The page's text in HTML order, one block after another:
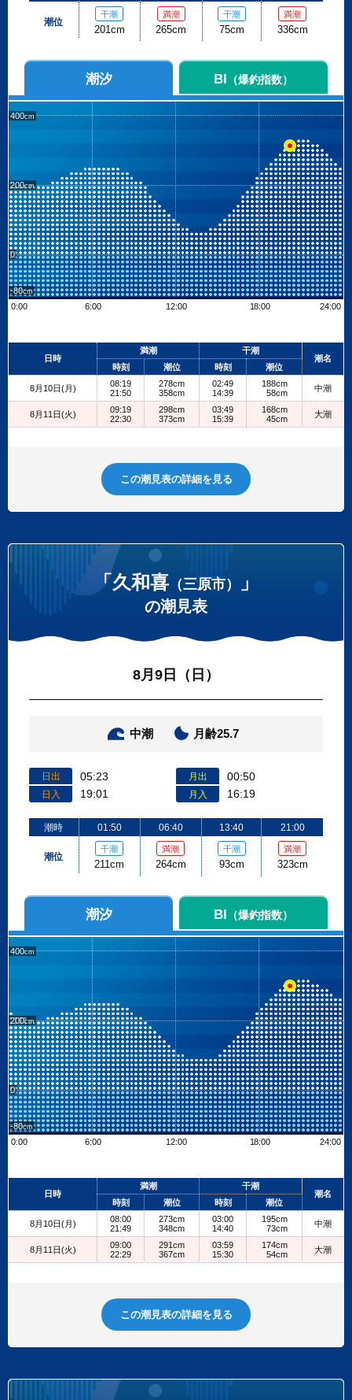
潮位
干潮
201cm
満潮
265cm
干潮
75cm
満潮
336cm
潮汐 BI （爆釣指数）
400
200
0
-80
0:00
6:00 12:00 18:00 24:00
+
日時
満潮
干潮
潮名
時刻
潮位 時刻 潮位
8月10日(月)
08:19
21:50
278cm
358cm
02:49
14:39
188cm
58cm
中潮
8月11日(火)
09:19
22:30
298cm
373cm
03:49
15:39
168cm
45cm
大潮
この潮見表の詳細を見る
「久和喜 （三原市） 」
の潮見表
8月9日（日）
中潮 月齢25.7
日出 05:23
日入 19:01
月出 00:50
月入 16:19
潮時
潮位
01:50
干潮
211cm
06:40
満潮
264cm
13:40
干潮
93cm
21:00
満潮
323cm
潮汐 BI （爆釣指数）
400
200
0
-80
0:00
6:00 12:00 18:00 24:00
+
日時
満潮
干潮
潮名
時刻
潮位 時刻 潮位
8月10日(月)
08:00
21:49
273cm
348cm
03:00
14:40
195cm
73cm
中潮
8月11日(火)
09:00
22:29
291cm
367cm
03:59
15:30
174cm
54cm
大潮
この潮見表の詳細を見る